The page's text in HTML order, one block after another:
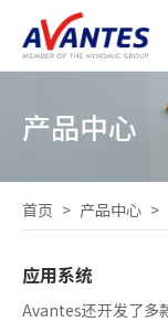
产品中心
首页 > 产品中心 >
应用系统
Avantes还开发了多